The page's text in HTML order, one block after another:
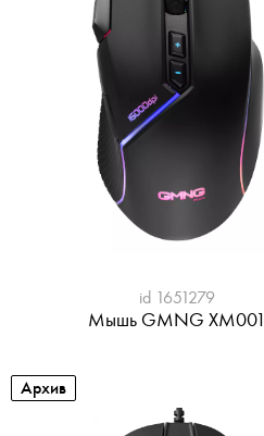
id 1651279
Мышь GMNG XM001
Архив